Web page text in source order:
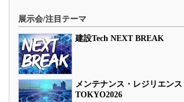
展示会/注目テーマ
建設Tech NEXT BREAK
メンテナンス・レジリエンス
TOKYO2026